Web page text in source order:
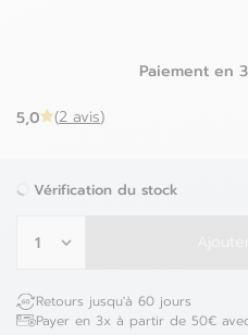
Paiement en
5,0 (2 avis)
Vérification du stock
Retours jusqu'à 60 jours
Payer en 3x à partir de 50€